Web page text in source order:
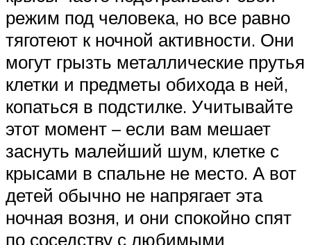
режим под человека, но все равно
тяготеют к ночной активности. Они
могут грызть металлические прутья
клетки и предметы обихода в ней,
копаться в подстилке. Учитывайте
этот момент – если вам мешает
заснуть малейший шум, клетке с
крысами в спальне не место. А вот
детей обычно не напрягает эта
ночная возня, и они спокойно спят
по соседству с любимыми